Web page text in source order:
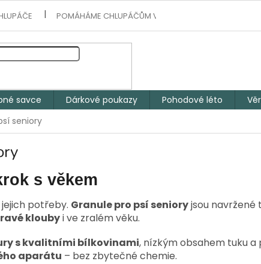
POMÁHÁME CHLUPÁČŮM V NOUZI JAK VZNIKL
savce Dárkové poukazy Pohodové léto
seniory
s věkem
potřeby. Granule pro psí senioryjsou navržené
kloubyi ve zralém věku.
s kvalitními bílkovinami, nízkým obsahem tuku
aparátu – bez zbytečné chemie.